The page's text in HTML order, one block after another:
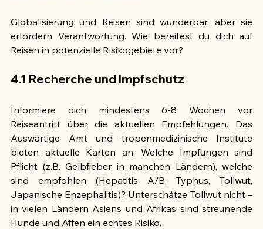
Globalisierung und Reisen sind wunderbar, aber sie
erfordern Verantwortung. Wie bereitest du dich auf
Reisen in potenzielle Risikogebiete vor?
4.1 Recherche und Impfschutz
Informiere dich mindestens 6-8 Wochen vor
Reiseantritt über die aktuellen Empfehlungen. Das
Auswärtige Amt und tropenmedizinische Institute
bieten aktuelle Karten an. Welche Impfungen sind
Pflicht (z.B. Gelbfieber in manchen Ländern), welche
sind empfohlen (Hepatitis A/B, Typhus, Tollwut,
Japanische Enzephalitis)? Unterschätze Tollwut nicht –
in vielen Ländern Asiens und Afrikas sind streunende
Hunde und Affen ein echtes Risiko.